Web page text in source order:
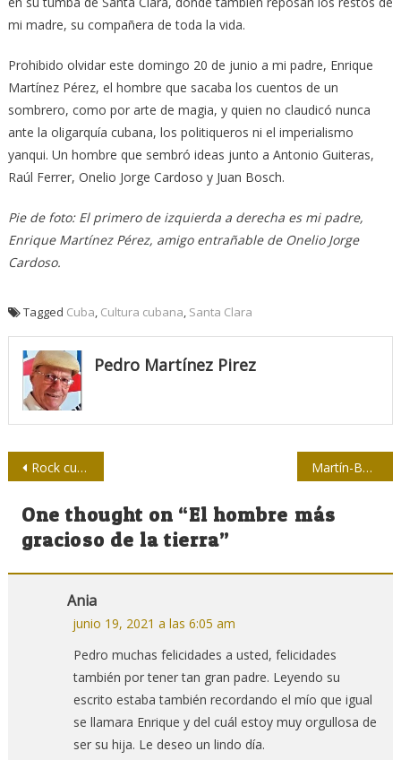
mi madre, su compañera de toda la vida.
Prohibido olvidar este domingo 20 de junio a mi padre, Enrique
Martínez Pérez, el hombre que sacaba los cuentos de un
sombrero, como por arte de magia, y quien no claudicó nunca
ante la oligarquía cubana, los politiqueros ni el imperialismo
yanqui. Un hombre que sembró ideas junto a Antonio Guiteras,
Raúl Ferrer, Onelio Jorge Cardoso y Juan Bosch.
Pie de foto: El primero de izquierda a derecha es mi padre,
Enrique Martínez Pérez, amigo entrañable de Onelio Jorge
Cardoso.
Tagged Cuba Cultura cubana Santa Clara
Pedro Martínez Pirez
Navegación
de
entradas
Rock cubano: El magnetismo de Histéresis Martín-Barbero y una cartografía de los afectos
One thought on “El hombre más
gracioso de la tierra”
Ania
junio 19, 2021 a las 6:05 am
Pedro muchas felicidades a usted, felicidades
también por tener tan gran padre. Leyendo su
escrito estaba también recordando el mío que igual
se llamara Enrique y del cuál estoy muy orgullosa de
ser su hija. Le deseo un lindo día.